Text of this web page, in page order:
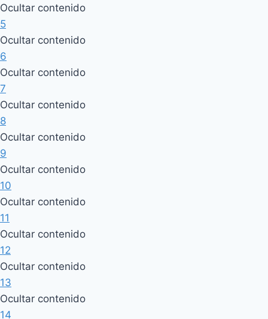
Ocultar contenido
5
Ocultar contenido
6
Ocultar contenido
7
Ocultar contenido
8
Ocultar contenido
9
Ocultar contenido
10
Ocultar contenido
11
Ocultar contenido
12
Ocultar contenido
13
Ocultar contenido
14